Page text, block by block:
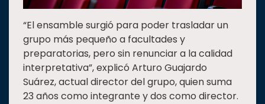
“El ensamble surgió para poder trasladar un
grupo más pequeño a facultades y
preparatorias, pero sin renunciar a la calidad
interpretativa”, explicó Arturo Guajardo
Suárez, actual director del grupo, quien suma
23 años como integrante y dos como director.